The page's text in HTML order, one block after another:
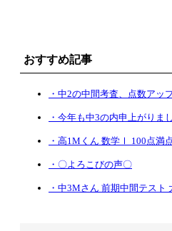
おすすめ記事
・中2の中間考査、点数アッ
・今年も中3の内申上がりま
・高1Mくん 数学Ⅰ 100点満
・〇よろこびの声〇
・中3Mさん 前期中間テスト